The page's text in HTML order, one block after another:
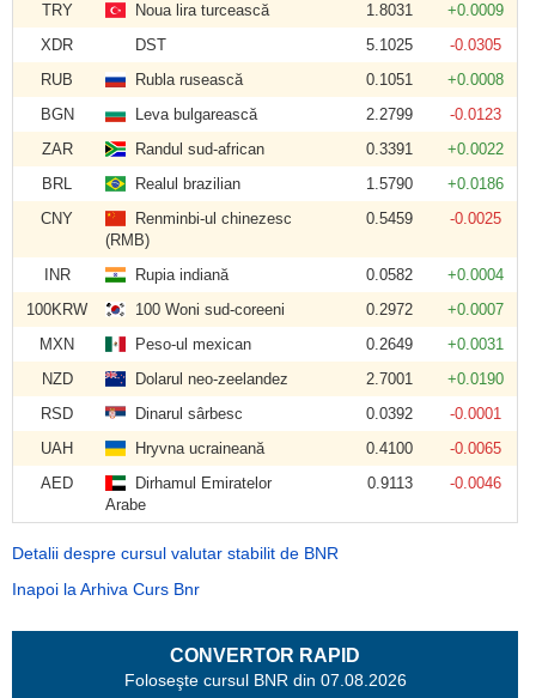
TRY
Noua lira turcească 1.8031
+0.0009
XDR
DST 5.1025
-0.0305
RUB
Rubla rusească 0.1051
+0.0008
BGN
Leva bulgarească 2.2799
-0.0123
ZAR
Randul sud-african 0.3391
+0.0022
BRL
Realul brazilian 1.5790
+0.0186
CNY
Renminbi-ul chinezesc
(RMB)
0.5459 -0.0025
INR Rupia indiană 0.0582
+0.0004
100KRW
100 Woni sud-coreeni 0.2972
+0.0007
MXN
Peso-ul mexican 0.2649
+0.0031
NZD
Dolarul neo-zeelandez 2.7001
+0.0190
RSD
Dinarul sârbesc 0.0392
-0.0001
UAH
Hryvna ucraineană 0.4100
-0.0065
AED
Dirhamul Emiratelor
Arabe
0.9113 -0.0046
Detalii despre cursul valutar stabilit de BNR
Inapoi la Arhiva Curs Bnr
CONVERTOR RAPID
Foloseşte cursul BNR din 07.08.2026